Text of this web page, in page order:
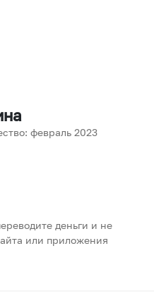
февраль 2023
деньги и не
или приложения